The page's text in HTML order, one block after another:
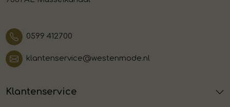
0599 412700
klantenservice@westenmode.nl
Klantenservice